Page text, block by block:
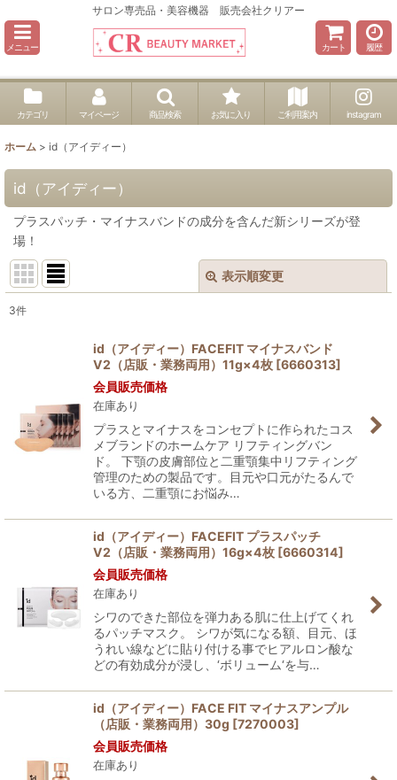
サロン専売品・美容機器 販売会社クリアー
メニュー カート 履歴
カテゴリ マイページ 商品検索 お気に入り ご利用案内 instagram
ホーム > id（アイディー）
id（アイディー）
プラスパッチ・マイナスバンドの成分を含んだ新シリーズが登
場！
表示順変更
絞り込む
3件
id（アイディー）FACEFIT マイナスバンド
V2（店販・業務両用）11g×4枚 [6660313]
会員販売価格
在庫あり
プラスとマイナスをコンセプトに作られたコス
メブランドのホームケア リフティングバン
ド。 下顎の皮膚部位と二重顎集中リフティング
管理のための製品です。目元や口元がたるんで
いる方、二重顎にお悩み…
id（アイディー）FACEFIT プラスパッチ
V2（店販・業務両用）16g×4枚 [6660314]
会員販売価格
在庫あり
シワのできた部位を弾力ある肌に仕上げてくれ
るパッチマスク。 シワが気になる額、目元、ほ
うれい線などに貼り付ける事でヒアルロン酸な
どの有効成分が浸し、‘ボリューム‘を与…
id（アイディー）FACE FIT マイナスアンプル
（店販・業務両用）30g [7270003]
会員販売価格
在庫あり